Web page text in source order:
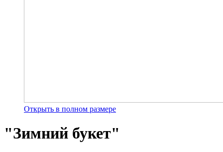
Открыть в полном размере
"Зимний букет"